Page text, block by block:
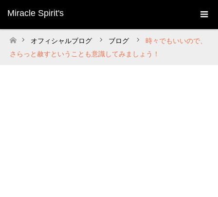
Miracle Spirit's
ホーム
オフィシャルブログ ブログ
時々でもいいので、
さらっと赦すということも意識してみましょう！